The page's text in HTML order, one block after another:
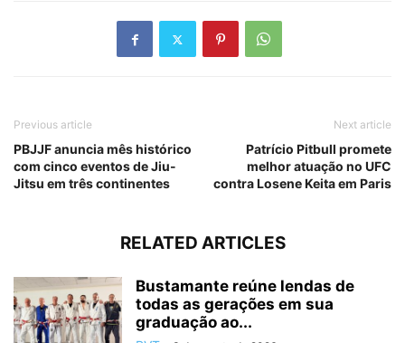
Previous article
PBJJF anuncia mês histórico
com cinco eventos de Jiu-
Jitsu em três continentes
Next article
Patrício Pitbull promete
melhor atuação no UFC
contra Losene Keita em Paris
RELATED ARTICLES
Bustamante reúne lendas de
todas as gerações em sua
graduação ao...